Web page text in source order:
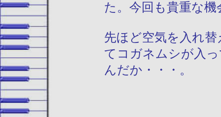
た。今回も貴重な
先ほど空気を入れ
てコガネムシが入
んだか・・・。